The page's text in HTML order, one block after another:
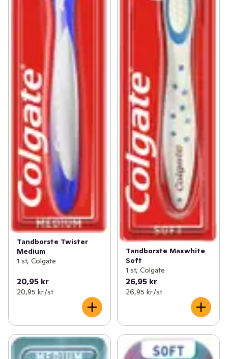
Tandborste Twister
Medium
1 st, Colgate
20,95 kr
20,95 kr /st
Tandborste Maxwhite
Soft
1 st, Colgate
26,95 kr
26,95 kr /st